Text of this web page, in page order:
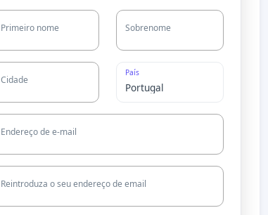
Primeiro nome Sobrenome
Cidade
País
Endereço de e-mail
Reintroduza o seu endereço de email